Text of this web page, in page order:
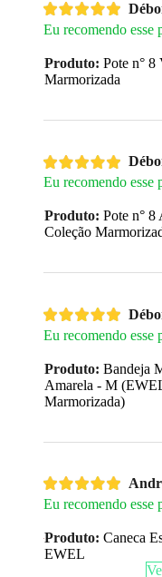
Eu recomendo esse
Produto: Pote n° 8
Marmorizada
Eu recomendo esse
Produto: Pote n°
Coleção
Eu recomendo esse
Produto: Bandeja
Amarela - M
Marmorizada)
Eu recomendo esse
Produto: Caneca
EWEL